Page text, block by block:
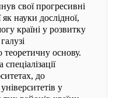
свої прогресивні
науки дослідної,
країні у розвитку
основу.
до
у